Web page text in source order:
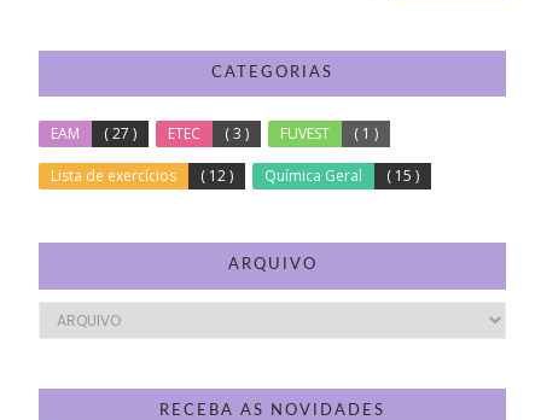
CATEGORIAS
EAM ( 27 ) ETEC ( 3 ) FUVEST ( 1 )
Lista de exercícios ( 12 ) Química Geral ( 15 )
ARQUIVO
RECEBA AS NOVIDADES